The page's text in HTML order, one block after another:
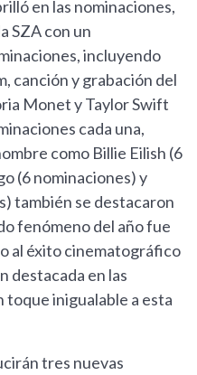
en las nominaciones,
SZA con un
incluyendo
canción y grabación del
Monet y Taylor Swift
cada una,
como Billie Eilish (6
(6 nominaciones) y
también se destacaron
fenómeno del año fue
al éxito cinematográfico
destacada en las
toque inigualable a esta
tres nuevas